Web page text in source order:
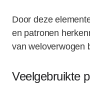
Door deze
en patronen
van weloverwogen
Veelgebruikte